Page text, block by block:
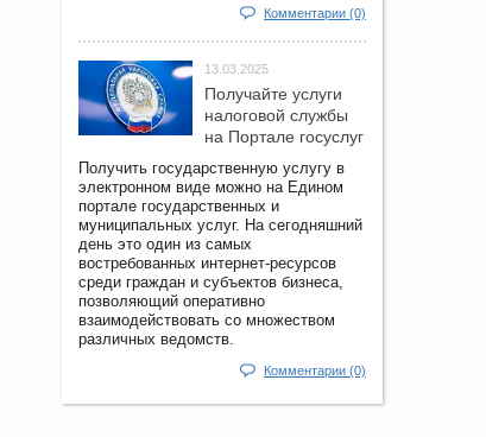
Комментарии (0)
13.03.2025
Получайте услуги
налоговой службы
на Портале госyслуг
Получить государственную услугу в
электронном виде можно на Едином
портале государственных и
муниципальных услуг. На сегодняшний
день это один из самых
востребованных интернет-ресурсов
среди граждан и субъектов бизнеса,
позволяющий оперативно
взаимодействовать со множеством
различных ведомств.
Комментарии (0)